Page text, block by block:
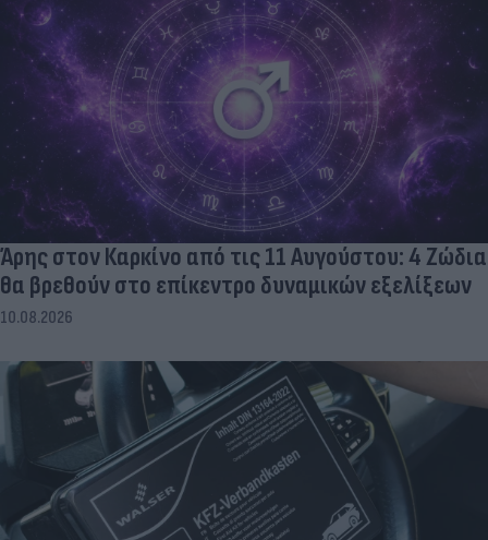
Άρης στον Καρκίνο από τις 11 Αυγούστου: 4 Ζώδια
θα βρεθούν στο επίκεντρο δυναμικών εξελίξεων
10.08.2026